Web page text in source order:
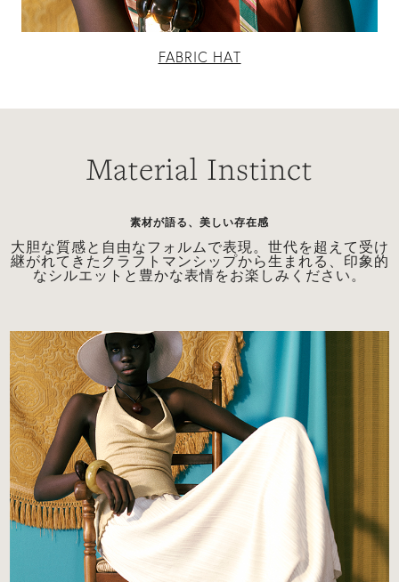
FABRIC HAT
Material Instinct
素材が語る、美しい存在感
大胆な質感と自由なフォルムで表現。世代を超えて受け
継がれてきたクラフトマンシップから生まれる、印象的
なシルエットと豊かな表情をお楽しみください。